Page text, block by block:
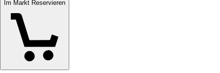
Im Markt Reservieren